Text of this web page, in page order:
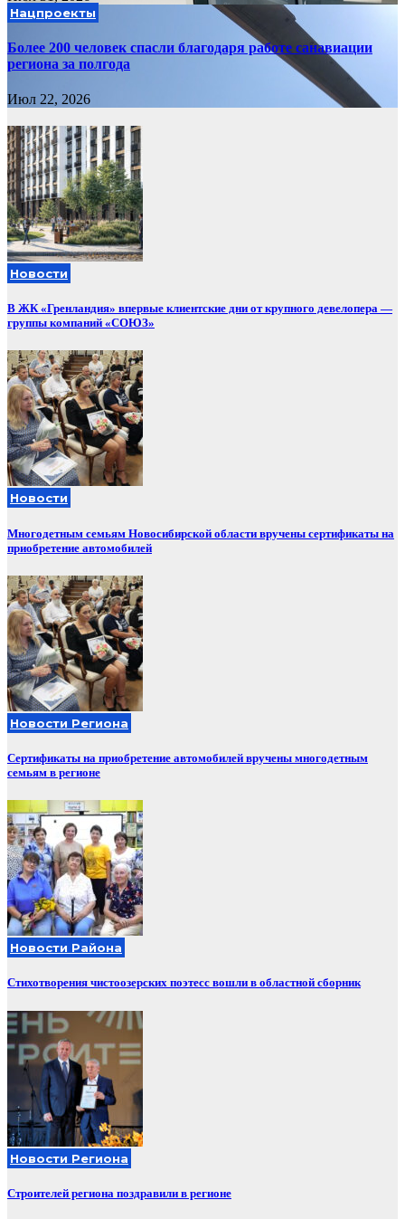
Нацпроекты
Более 200 человек спасли благодаря работе санавиации
региона за полгода
Июл 22, 2026
Новости
В ЖК «Гренландия» впервые клиентские дни от крупного девелопера —
группы компаний «СОЮЗ»
Новости
Многодетным семьям Новосибирской области вручены сертификаты на
приобретение автомобилей
Новости Региона
Сертификаты на приобретение автомобилей вручены многодетным
семьям в регионе
Новости Района
Стихотворения чистоозерских поэтесс вошли в областной сборник
Новости Региона
Строителей региона поздравили в регионе